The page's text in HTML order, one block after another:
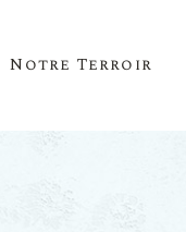
Notre Terroir
Cépages Et Saveurs
Cépages Et Saveurs